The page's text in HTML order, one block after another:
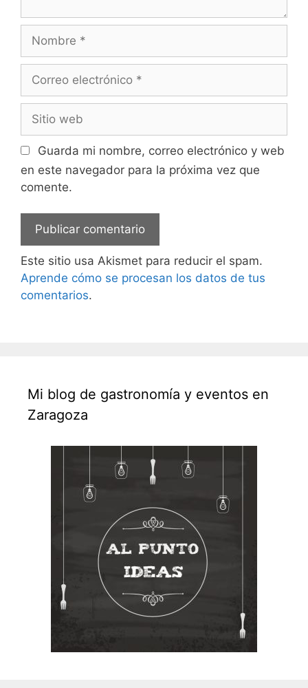
electrónico
web
Guarda mi nombre, correo electrónico y web
en este navegador para la próxima vez que
comente.
Este sitio usa Akismet para reducir el spam.
Aprende cómo se procesan los datos de tus
comentarios.
Mi blog de gastronomía y eventos en
Zaragoza